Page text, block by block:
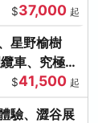
$37,000 起
星野榆樹
車、究極海
$41,500 起
驗、澀谷展